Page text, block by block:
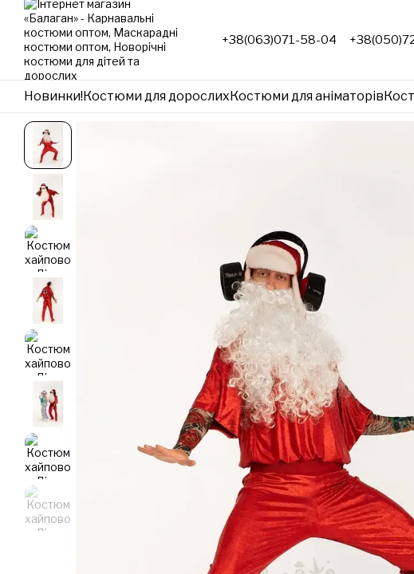
Перейти до основного контенту
+38(063)071-58-04
Новинки!Костюми для дорослихКостюми для аніматорів